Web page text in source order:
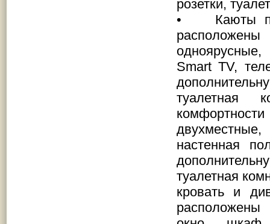
розетки,
• Каюты
Smart TV,
туалетная
настенная
туалетная
кровать и